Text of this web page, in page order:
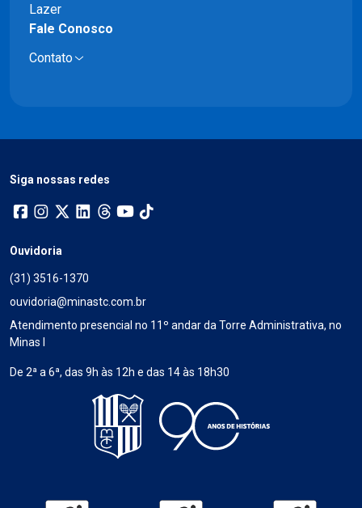
Lazer
Fale Conosco
Contato
Siga nossas redes
Ouvidoria
(31) 3516-1370
ouvidoria@minastc.com.br
Atendimento presencial no 11º andar da Torre Administrativa, no
Minas I
De 2ª a 6ª, das 9h às 12h e das 14 às 18h30